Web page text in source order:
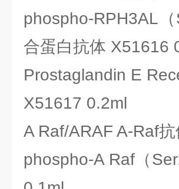
phospho-RPH3AL
合蛋白抗体 X51616
Prostaglandin E
X51617 0.2ml
A Raf/ARAF A-Raf
phospho-A Raf（